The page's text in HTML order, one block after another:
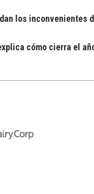
los inconvenientes
cómo cierra el